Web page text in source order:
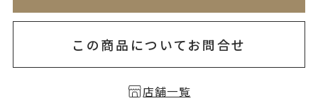
この商品についてお問合せ
店舗一覧